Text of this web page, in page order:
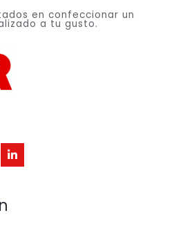
en confeccionar un
a tu gusto.